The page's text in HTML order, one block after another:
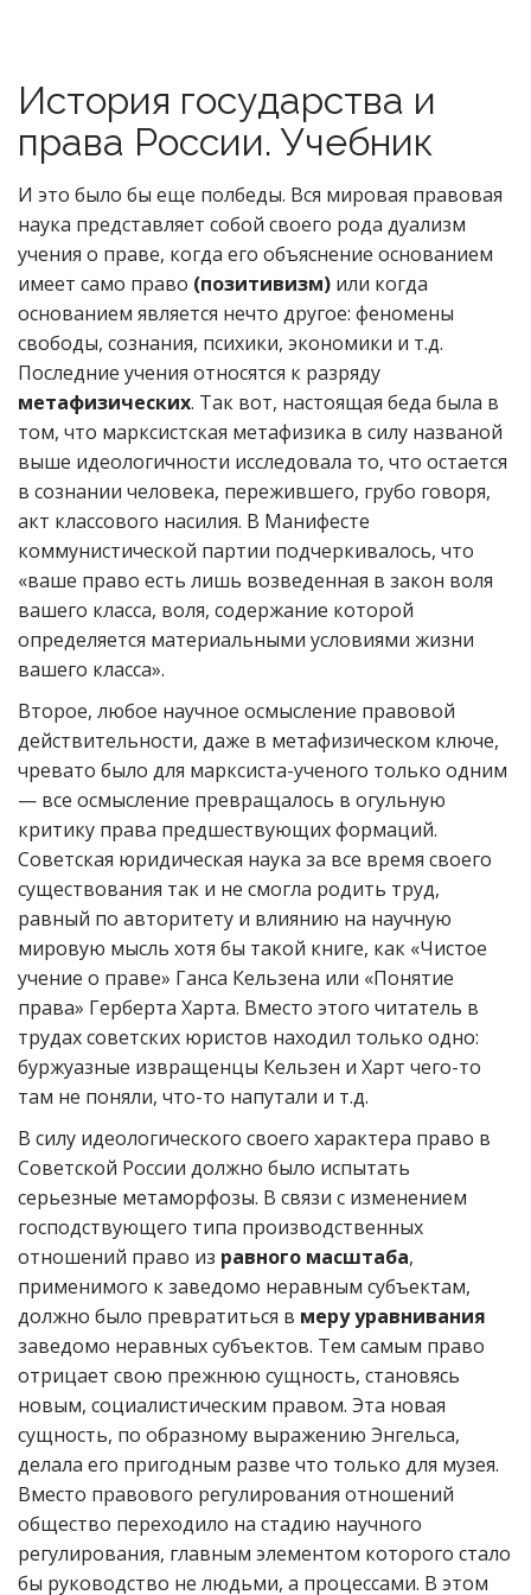
История государства и
права России. Учебник
И это было бы еще полбеды. Вся мировая правовая
наука представляет собой своего рода дуализм
учения о праве, когда его объяснение основанием
имеет само право (позитивизм) или когда
основанием является нечто другое: феномены
свободы, сознания, психики, экономики и т.д.
Последние учения относятся к разряду
метафизических. Так вот, настоящая беда была в
том, что марксистская метафизика в силу названой
выше идеологичности исследовала то, что остается
в сознании человека, пережившего, грубо говоря,
акт классового насилия. В Манифесте
коммунистической партии подчеркивалось, что
«ваше право есть лишь возведенная в закон воля
вашего класса, воля, содержание которой
определяется материальными условиями жизни
вашего класса».
Второе, любое научное осмысление правовой
действительности, даже в метафизическом ключе,
чревато было для марксиста-ученого только одним
— все осмысление превращалось в огульную
критику права предшествующих формаций.
Советская юридическая наука за все время своего
существования так и не смогла родить труд,
равный по авторитету и влиянию на научную
мировую мысль хотя бы такой книге, как «Чистое
учение о праве» Ганса Кельзена или «Понятие
права» Герберта Харта. Вместо этого читатель в
трудах советских юристов находил только одно:
буржуазные извращенцы Кельзен и Харт чего-то
там не поняли, что-то напутали и т.д.
В силу идеологического своего характера право в
Советской России должно было испытать
серьезные метаморфозы. В связи с изменением
господствующего типа производственных
отношений право из равного масштаба,
применимого к заведомо неравным субъектам,
должно было превратиться в меру уравнивания
заведомо неравных субъектов. Тем самым право
отрицает свою прежнюю сущность, становясь
новым, социалистическим правом. Эта новая
сущность, по образному выражению Энгельса,
делала его пригодным разве что только для музея.
Вместо правового регулирования отношений
общество переходило на стадию научного
регулирования, главным элементом которого стало
бы руководство не людьми, а процессами. В этом